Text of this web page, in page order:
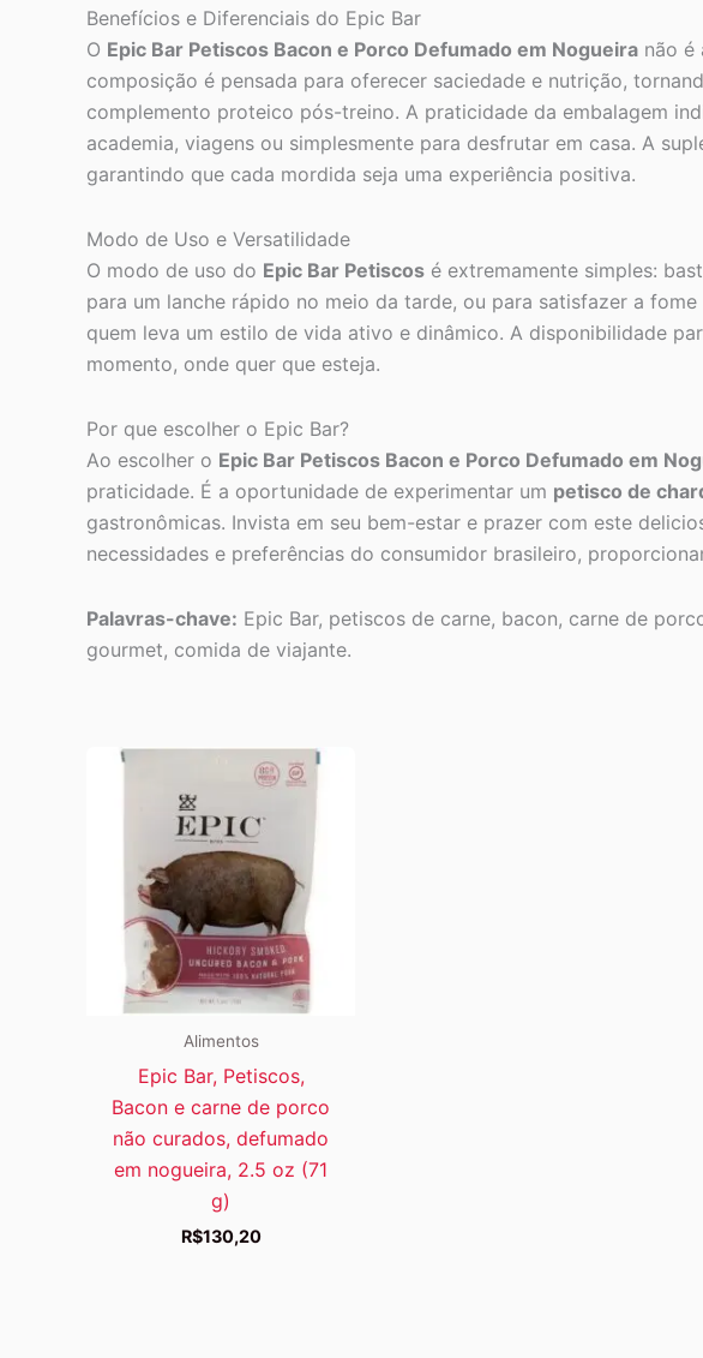
Benefícios e Diferenciais do Epic Bar
O Epic Bar Petiscos Bacon e Porco Defumado em Nogueira não é
composição é pensada para oferecer saciedade e nutrição,
complemento proteico pós-treino. A praticidade da embalagem
academia, viagens ou simplesmente para desfrutar em casa. A
garantindo que cada mordida seja uma experiência positiva.
Modo de Uso e Versatilidade
O modo de uso do Epic Bar Petiscos é extremamente simples:
para um lanche rápido no meio da tarde, ou para satisfazer a
quem leva um estilo de vida ativo e dinâmico. A disponibilidade
momento, onde quer que esteja.
Por que escolher o Epic Bar?
Ao escolher o Epic Bar Petiscos Bacon e Porco Defumado em
praticidade. É a oportunidade de experimentar um petisco de
gastronômicas. Invista em seu bem-estar e prazer com este
necessidades e preferências do consumidor brasileiro,
Palavras-chave: Epic Bar, petiscos de carne, bacon, carne de
gourmet, comida de viajante.
Alimentos
Epic Bar, Petiscos,
Bacon e carne de porco
não curados, defumado
em nogueira, 2.5 oz (71
g)
R$130,20